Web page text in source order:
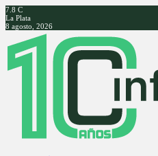
7.8 C
La Plata
8 agosto, 2026
Facebook
Twitter
Instagram
Youtube